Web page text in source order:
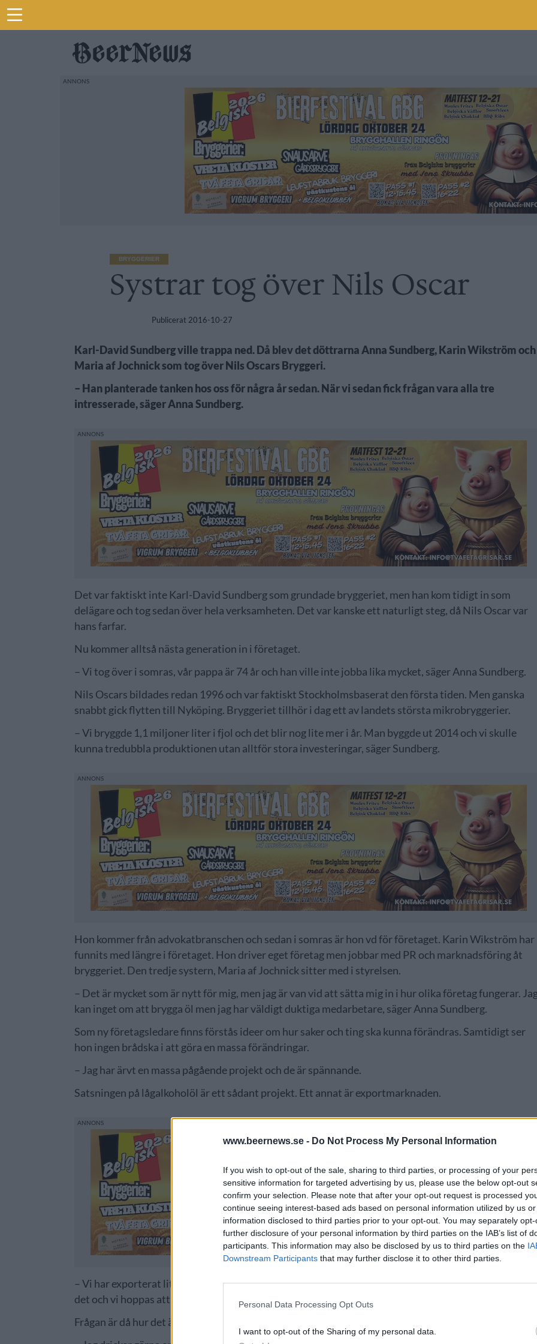
www.beernews.se - Do Not Process My Personal Information
If you wish to opt-out of the sale, sharing to third parties, or processing of your
sensitive information for targeted advertising by us, please use the below opt-out
confirm your selection. Please note that after your opt-out request is processed
continue seeing interest-based ads based on personal information utilized by us
information disclosed to third parties prior to your opt-out. You may separately
further disclosure of your personal information by third parties on the IAB’s list of
participants. This information may also be disclosed by us to third parties on the
Downstream Participants that may further disclose it to other third parties.
Personal Data Processing Opt Outs
I want to opt-out of the Sharing of my personal data.
BRYGGERIER
Systrar tog över Nils Oscar
Publicerat 2016-10-27
Karl-David Sundberg ville trappa ned. Då blev det döttrarna Anna Sundberg, Karin Wikström och
Maria af Jochnick som tog över Nils Oscars Bryggeri.
– Han planterade tanken hos oss för några år sedan. När vi sedan fick frågan vara alla tre
intresserade, säger Anna Sundberg.
Det var faktiskt inte Karl-David Sundberg som grundade bryggeriet, men han kom tidigt in som
delägare och tog sedan över hela verksamheten. Det var kanske ett naturligt steg, då Nils Oscar var
hans farfar.
Nu kommer alltså nästa generation in i företaget.
– Vi tog över i somras, vår pappa är 74 år och han ville inte jobba lika mycket, säger Anna Sundberg.
Nils Oscars bildades redan 1996 och var faktiskt Stockholmsbaserat den första tiden. Men ganska
snabbt gick flytten till Nyköping. Bryggeriet tillhör i dag ett av landets största mikrobryggerier.
– Vi bryggde 1,1 miljoner liter i fjol och det blir nog lite mer i år. Man byggde ut 2014 och vi skulle
kunna tredubbla produktionen utan alltför stora investeringar, säger Sundberg.
Hon kommer från advokatbranschen och sedan i somras är hon vd för företaget. Karin Wikström har
funnits med längre i företaget. Hon driver eget företag men jobbar med PR och marknadsföring åt
bryggeriet. Den tredje systern, Maria af Jochnick sitter med i styrelsen.
– Det är mycket som är nytt för mig, men jag är van vid att sätta mig in i hur olika företag fungerar.
kan inget om att brygga öl men jag har väldigt duktiga medarbetare, säger Anna Sundberg.
Som ny företagsledare finns förstås ideer om hur saker och ting ska kunna förändras. Samtidigt ser
hon ingen brådska i att göra en massa förändringar.
– Jag har ärvt en massa pågående projekt och de är spännande.
Satsningen på lågalkoholöl är ett sådant projekt. Ett annat är exportmarknaden.
– Vi har exporterat lite grann men ingen har jobbat fokuserat med det. Nu har vi anställt en kille för
det och vi hoppas att det ska ta fart.
Frågan är då hur det är med det egna ölintresset hos Nils Oscars nya vd. Jodå, det finns allt där.